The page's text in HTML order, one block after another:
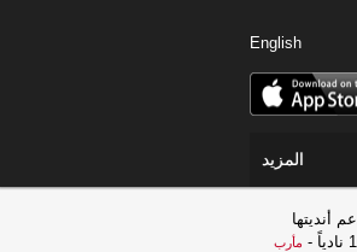
English
المزيد
أنديتها
- مأرب